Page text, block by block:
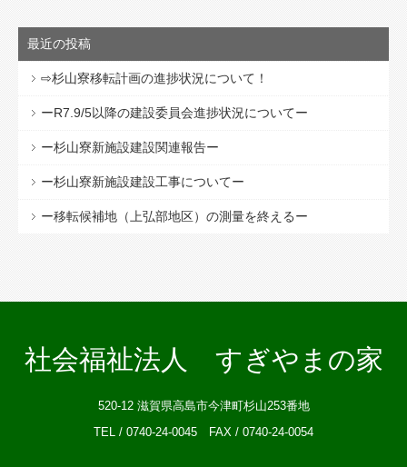
最近の投稿
⇨杉山寮移転計画の進捗状況について！
ーR7.9/5以降の建設委員会進捗状況についてー
ー杉山寮新施設建設関連報告ー
ー杉山寮新施設建設工事についてー
ー移転候補地（上弘部地区）の測量を終えるー
社会福祉法人 すぎやまの家
520-12 滋賀県高島市今津町杉山253番地
TEL / 0740-24-0045 FAX / 0740-24-0054